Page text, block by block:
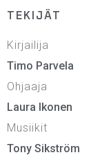
TEKIJÄT
Kirjailija
Timo Parvela
Ohjaaja
Laura Ikonen
Musiikit
Tony Sikström